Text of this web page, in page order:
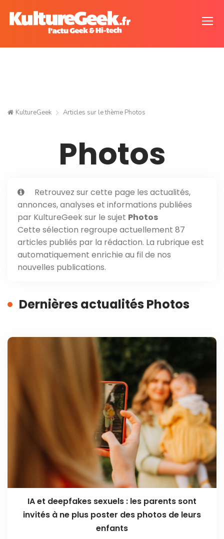
KultureGeek Articles sur le thème Photos
Photos
Retrouvez sur cette page les actualités,
annonces, analyses et informations publiées
par KultureGeek sur le sujet Photos
Cette sélection regroupe actuellement 87
articles publiés par la rédaction. La rubrique est
automatiquement enrichie au fil de nos
nouvelles publications.
Dernières actualités Photos
IA et deepfakes sexuels : les parents sont
invités à ne plus poster des photos de leurs
enfants